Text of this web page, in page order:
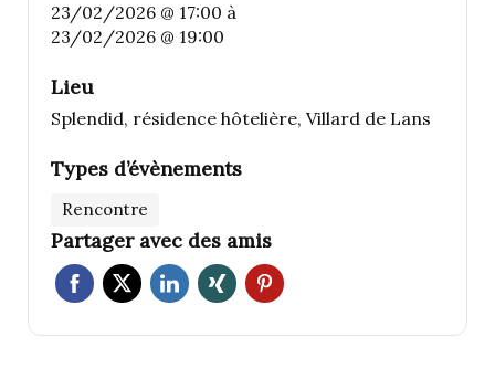
23/02/2026 @ 17:00 à
23/02/2026 @ 19:00
Lieu
Splendid, résidence hôtelière, Villard de Lans
Types d’évènements
Rencontre
Partager avec des amis